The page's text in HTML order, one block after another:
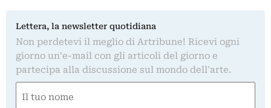
Lettera, la newsletter quotidiana
Non perdetevi il meglio di Artribune! Ricevi ogni
giorno un'e-mail con gli articoli del giorno e
partecipa alla discussione sul mondo dell'arte.
(Obbligatorio)